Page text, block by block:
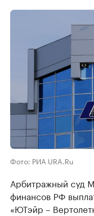
Фото: РИА URA.Ru
Арбитражный суд
финансов РФ
«ЮТэйр –